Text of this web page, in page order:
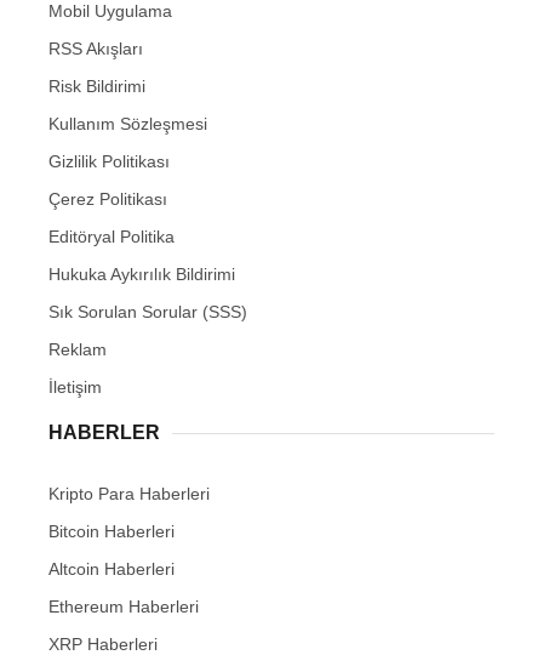
Mobil Uygulama
RSS Akışları
Risk Bildirimi
Kullanım Sözleşmesi
Gizlilik Politikası
Çerez Politikası
Editöryal Politika
Hukuka Aykırılık Bildirimi
Sık Sorulan Sorular (SSS)
Reklam
İletişim
HABERLER
Kripto Para Haberleri
Bitcoin Haberleri
Altcoin Haberleri
Ethereum Haberleri
XRP Haberleri